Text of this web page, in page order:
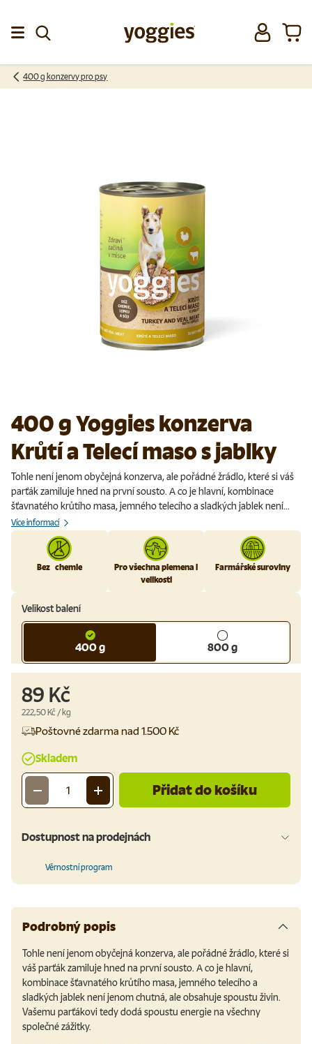
Přeskočit na obsah
Přihlásit se
400 g konzervy pro psy
400 g Yoggies konzerva
Krůtí a Telecí maso s jablky
Tohle není jenom obyčejná konzerva, ale pořádné žrádlo, které si váš
parťák zamiluje hned na první sousto. A co je hlavní, kombinace
šťavnatého krůtího masa, jemného telecího a sladkých jablek není...
Více informací
Bez chemie
Pro všechna plemena i
velikosti
Farmářské suroviny
Velikost balení
400 g 800 g
89 Kč
Cena za jednotku
222,50 Kč /kg
Poštovné zdarma nad 1.500 Kč
Skladem
Množství
- + Přidat do košíku
Dostupnost na prodejnách
Věrnostní program
Podrobný popis
Tohle není jenom obyčejná konzerva, ale pořádné žrádlo, které si
váš parťák zamiluje hned na první sousto. A co je hlavní,
kombinace šťavnatého krůtího masa, jemného telecího a
sladkých jablek není jenom chutná, ale obsahuje spoustu živin.
Vašemu parťákovi tedy dodá spoustu energie na všechny
společné zážitky.